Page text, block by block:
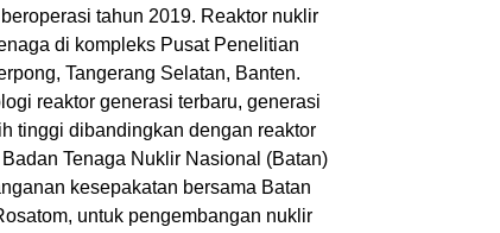
tahun 2019. Reaktor nuklir
di kompleks Pusat Penelitian
Tangerang Selatan, Banten.
reaktor generasi terbaru, generasi
tinggi dibandingkan dengan reaktor
Tenaga Nuklir Nasional (Batan)
kesepakatan bersama Batan
untuk pengembangan nuklir